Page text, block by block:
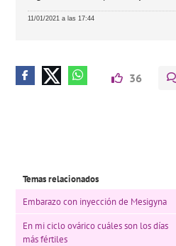
11/01/2021 a las 17:44
36
Temas relacionados
Embarazo con inyección de Mesigyna
En mi ciclo ovárico cuáles son los días
más fértiles